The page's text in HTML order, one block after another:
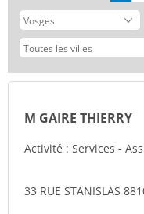
M GAIRE THIERRY
Activité : Services -
33 RUE STANISLAS